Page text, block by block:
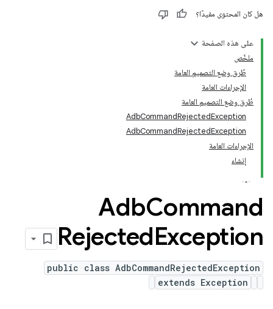
هل كان المحتوى مفيدًا؟
على هذه الصفحة
ملخّص
طُرق وضع التصميم العامة
الإجراءات العامة
طُرق وضع التصميم العامة
AdbCommandRejectedException
AdbCommandRejectedException
الإجراءات العامة
إنشاء
AdbCommand
RejectedException
public class AdbCommandRejectedException
extends Exception